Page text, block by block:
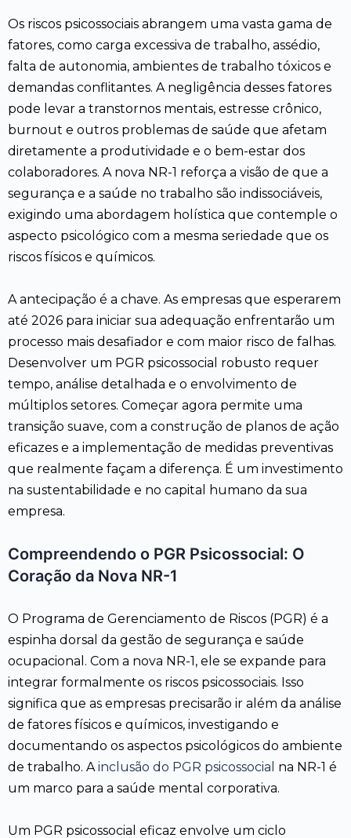
Os riscos psicossociais abrangem uma vasta gama de
fatores, como carga excessiva de trabalho, assédio,
falta de autonomia, ambientes de trabalho tóxicos e
demandas conflitantes. A negligência desses fatores
pode levar a transtornos mentais, estresse crônico,
burnout e outros problemas de saúde que afetam
diretamente a produtividade e o bem-estar dos
colaboradores. A nova NR-1 reforça a visão de que a
segurança e a saúde no trabalho são indissociáveis,
exigindo uma abordagem holística que contemple o
aspecto psicológico com a mesma seriedade que os
riscos físicos e químicos.
A antecipação é a chave. As empresas que esperarem
até 2026 para iniciar sua adequação enfrentarão um
processo mais desafiador e com maior risco de falhas.
Desenvolver um PGR psicossocial robusto requer
tempo, análise detalhada e o envolvimento de
múltiplos setores. Começar agora permite uma
transição suave, com a construção de planos de ação
eficazes e a implementação de medidas preventivas
que realmente façam a diferença. É um investimento
na sustentabilidade e no capital humano da sua
empresa.
Compreendendo o PGR Psicossocial: O
Coração da Nova NR-1
O Programa de Gerenciamento de Riscos (PGR) é a
espinha dorsal da gestão de segurança e saúde
ocupacional. Com a nova NR-1, ele se expande para
integrar formalmente os riscos psicossociais. Isso
significa que as empresas precisarão ir além da análise
de fatores físicos e químicos, investigando e
documentando os aspectos psicológicos do ambiente
de trabalho. Ainclusão do PGR psicossocial na NR-1 é
um marco para a saúde mental corporativa.
Um PGR psicossocial eficaz envolve um ciclo